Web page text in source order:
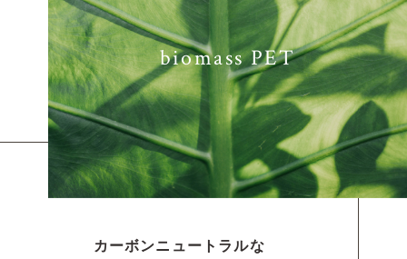
biomass PET
カーボンニュートラルな